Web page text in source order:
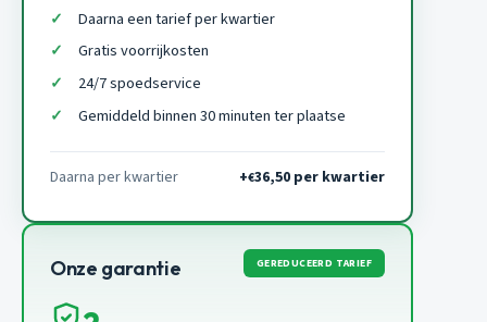
Daarna een tarief per kwartier
Gratis voorrijkosten
24/7 spoedservice
Gemiddeld binnen 30 minuten ter plaatse
Daarna per kwartier +€36,50 per kwartier
Onze garantie GEREDUCEERD TARIEF